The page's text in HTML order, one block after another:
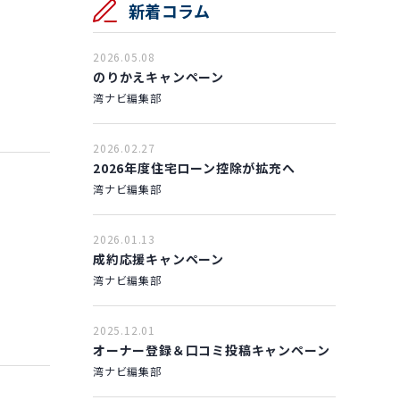
新着コラム
2026.05.08
のりかえキャンペーン
湾ナビ編集部
2026.02.27
2026年度住宅ローン控除が拡充へ
湾ナビ編集部
2026.01.13
成約応援キャンペーン
湾ナビ編集部
2025.12.01
オーナー登録＆口コミ投稿キャンペーン
湾ナビ編集部